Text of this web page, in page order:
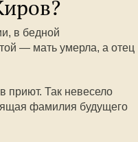
в бедной
— мать умерла, а отец
приют. Так невесело
фамилия будущего